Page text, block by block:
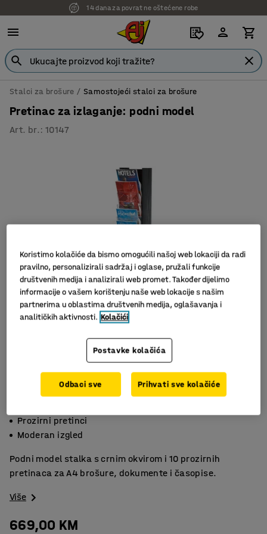
14 dana za povrat ne oštećene robe
Stalci za brošure Samostojeći stalci za brošure
Pretinac za izlaganje: podni model
Art. br. :10147
Slični proizvodi
Prozirni pretinci
Moderan izgled
Podni model stalka s crnim okvirom i 10 prozirnih
pretinaca za A4 brošure, dokumente i časopise.
Više
669,00 KM
Koristimo kolačiće da bismo omogućili našoj web lokaciji da radi
pravilno, personalizirali sadržaj i oglase, pružali funkcije
društvenih medija i analizirali web promet. Također dijelimo
informacije o vašem korištenju naše web lokacije s našim
partnerima u oblastima društvenih medija, oglašavanja i
analitičkih aktivnosti. Kolačići
Postavke kolačića
Odbaci sve Prihvati sve kolačiće